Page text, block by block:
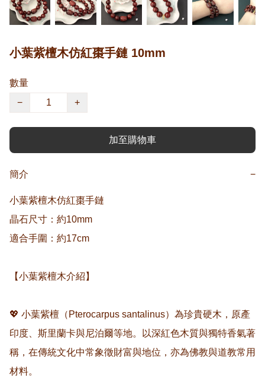
小葉紫檀木仿紅棗手鏈 10mm
數量
−
+
加至購物車
簡介 −
小葉紫檀木仿紅棗手鏈
晶石尺寸：約10mm
適合手圍：約17cm
【小葉紫檀木介紹】
💖 小葉紫檀（Pterocarpus santalinus）為珍貴硬木，原產
印度、斯里蘭卡與尼泊爾等地。以深紅色木質與獨特香氣著
稱，在傳統文化中常象徵財富與地位，亦為佛教與道教常用
材料。